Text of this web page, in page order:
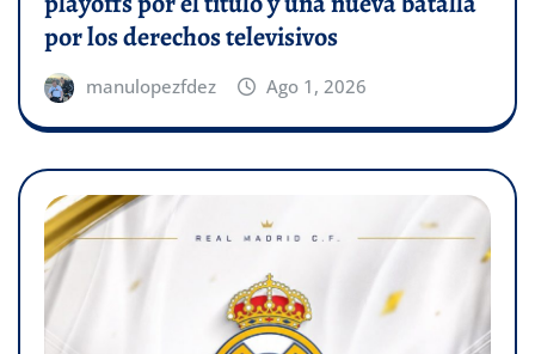
por los derechos televisivos
manulopezfdez Ago 1, 2026